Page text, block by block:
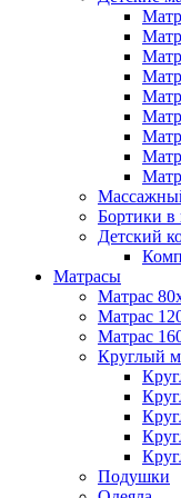
Бортики в
Детский
Матрасы
Матрас
Матраc
Матрас
Круглый
Подушки